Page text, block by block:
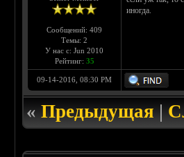
Сообщений: 409
Темы: 2
У нас с: Jun 2010
Рейтинг: 35
иногда.
09-14-2016, 08:30 PM
«Предыдущая|